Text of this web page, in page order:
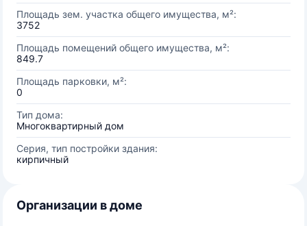
Площадь зем. участка общего имущества, м²:
3752
Площадь помещений общего имущества, м²:
849.7
Площадь парковки, м²:
0
Тип дома:
Многоквартирный дом
Серия, тип постройки здания:
кирпичный
Организации в доме